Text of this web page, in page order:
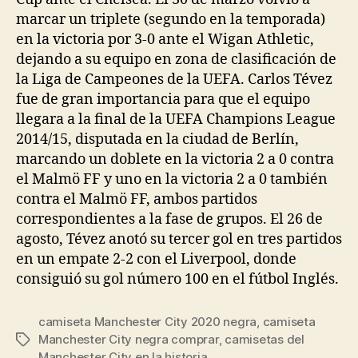
marcar un triplete (segundo en la temporada)
en la victoria por 3-0 ante el Wigan Athletic,
dejando a su equipo en zona de clasificación de
la Liga de Campeones de la UEFA. Carlos Tévez
fue de gran importancia para que el equipo
llegara a la final de la UEFA Champions League
2014/15, disputada en la ciudad de Berlín,
marcando un doblete en la victoria 2 a 0 contra
el Malmö FF y uno en la victoria 2 a 0 también
contra el Malmö FF, ambos partidos
correspondientes a la fase de grupos. El 26 de
agosto, Tévez anotó su tercer gol en tres partidos
en un empate 2-2 con el Liverpool, donde
consiguió su gol número 100 en el fútbol Inglés.
Etiquetas
camiseta Manchester City 2020 negra, camiseta
Manchester City negra comprar, camisetas del